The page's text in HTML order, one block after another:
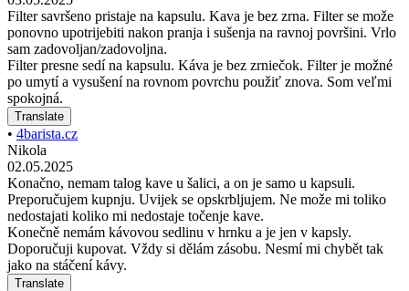
Filter savršeno pristaje na kapsulu. Kava je bez zrna. Filter se može
ponovno upotrijebiti nakon pranja i sušenja na ravnoj površini. Vrlo
sam zadovoljan/zadovoljna.
Filter presne sedí na kapsulu. Káva je bez zrniečok. Filter je možné
po umytí a vysušení na rovnom povrchu použiť znova. Som veľmi
spokojná.
Translate
• 4barista.cz
Nikola
02.05.2025
Konačno, nemam talog kave u šalici, a on je samo u kapsuli.
Preporučujem kupnju. Uvijek se opskrbljujem. Ne može mi toliko
nedostajati koliko mi nedostaje točenje kave.
Konečně nemám kávovou sedlinu v hrnku a je jen v kapsly.
Doporučuji kupovat. Vždy si dělám zásobu. Nesmí mi chybět tak
jako na stáčení kávy.
Translate